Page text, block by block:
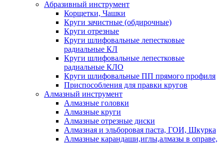
Абразивный инструмент
Корщетки, Чашки
Круги зачистные (обдирочные)
Круги отрезные
Круги шлифовальные лепестковые
радиальные КЛ
Круги шлифовальные лепестковые
радиальные КЛО
Круги шлифовальные ПП прямого профиля
Приспособления для правки кругов
Алмазный инструмент
Алмазные головки
Алмазные круги
Алмазные отрезные диски
Алмазная и эльборовая паста, ГОИ, Шкурка
Алмазные карандаши,иглы,алмазы в оправе,